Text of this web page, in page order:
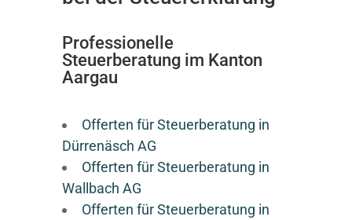
Professionelle
Steuerberatung im Kanton
Aargau
Offerten für Steuerberatung in
Dürrenäsch AG
Offerten für Steuerberatung in
Wallbach AG
Offerten für Steuerberatung in